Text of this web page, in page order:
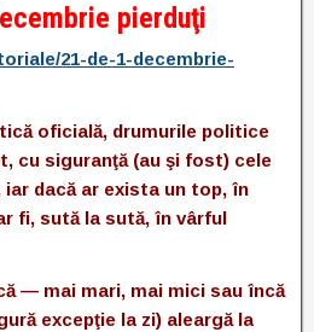
pierduţi
21-de-1-decembrie-
oficială, drumurile politice
cu siguranţă (au şi fost) cele
dacă ar exista un top, în
fi, sută la sută, în vârful
— mai mari, mai mici sau încă
excepţie la zi) aleargă la